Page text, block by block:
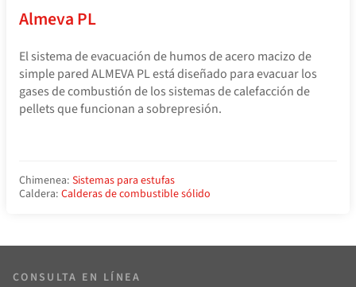
Almeva PL
El sistema de evacuación de humos de acero macizo de
simple pared ALMEVA PL está diseñado para evacuar los
gases de combustión de los sistemas de calefacción de
pellets que funcionan a sobrepresión.
Chimenea: Sistemas para estufas
Caldera: Calderas de combustible sólido
CONSULTA EN LÍNEA